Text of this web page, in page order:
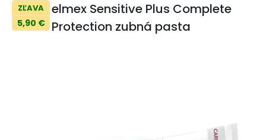
ZĽAVA
5,90 €
elmex Sensitive Plus Complete
Protection zubná pasta